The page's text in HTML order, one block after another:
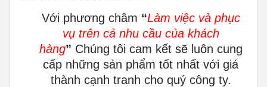
Với phương châm “Làm việc và phục
vụ trên cả nhu cầu của khách
hàng” Chúng tôi cam kết sẽ luôn cung
cấp những sản phẩm tốt nhất với giá
thành cạnh tranh cho quý công ty.